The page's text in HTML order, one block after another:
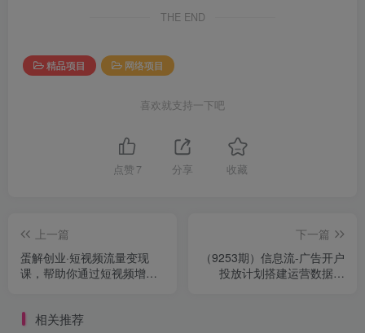
THE END
精品项目 网络项目
喜欢就支持一下吧
点赞 7 分享 收藏
上一篇
蛋解创业·短视频流量变现
课，帮助你通过短视频增加
下一篇
（9253期）信息流-广告开户
投放计划搭建运营数据优
相关推荐